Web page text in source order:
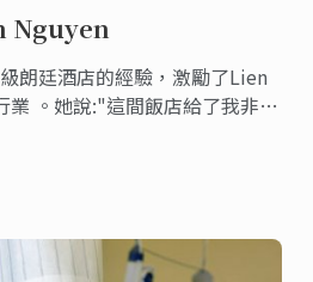
Nguyen
朗廷酒店的經驗，激勵了Lien
業 。她說:"這間飯店給了我非常
的笑容。"